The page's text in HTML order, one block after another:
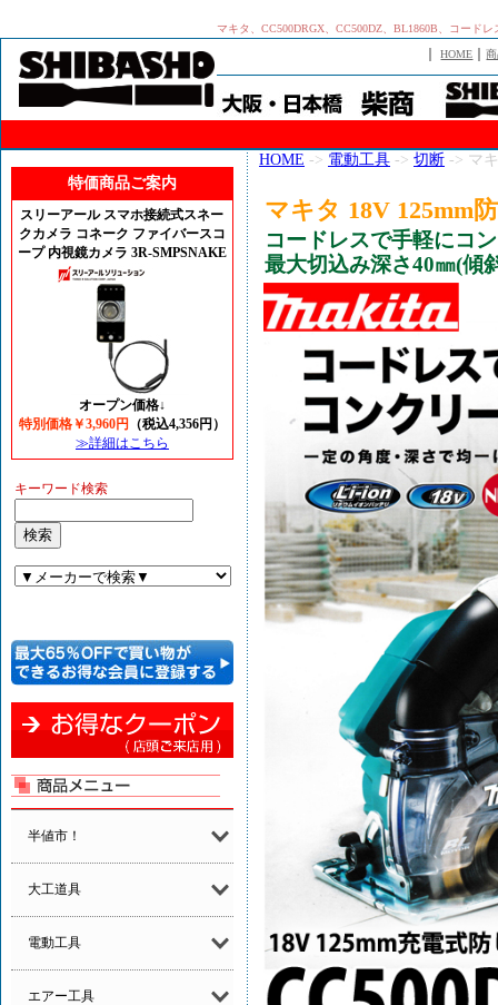
マキタ、CC500DRGX、CC500DZ、BL1860B、コー
｜HOME ｜
特価商品ご案内
スリーアール スマホ接続式スネー
クカメラ コネーク ファイバースコ
ープ 内視鏡カメラ 3R-SMPSNAKE
オープン価格↓
特別価格￥3,960円
（税込4,356円）
≫詳細はこちら
キーワード検索
半値市！
大工道具
電動工具
エアー工具
HOME -> 電動工具 -> 切断 -> マ
マキタ 18V 125mm
コードレスで手軽にコ
最大切込み深さ40㎜(傾